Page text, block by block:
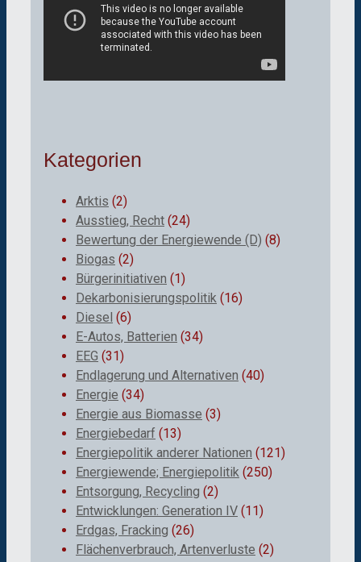
Kategorien
Arktis (2)
Ausstieg, Recht (24)
Bewertung der Energiewende (D) (8)
Biogas (2)
Bürgerinitiativen (1)
Dekarbonisierungspolitik (16)
Diesel (6)
E-Autos, Batterien (34)
EEG (31)
Endlagerung und Alternativen (40)
Energie (34)
Energie aus Biomasse (3)
Energiebedarf (13)
Energiepolitik anderer Nationen (121)
Energiewende; Energiepolitik (250)
Entsorgung, Recycling (2)
Entwicklungen: Generation IV (11)
Erdgas, Fracking (26)
Flächenverbrauch, Artenverluste (2)